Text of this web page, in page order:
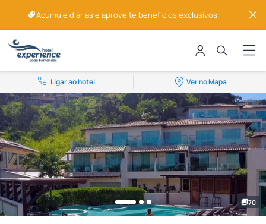
Acumule diárias e aproveite benefícios exclusivos.
Ligar ao hotel Ver no Mapa
70